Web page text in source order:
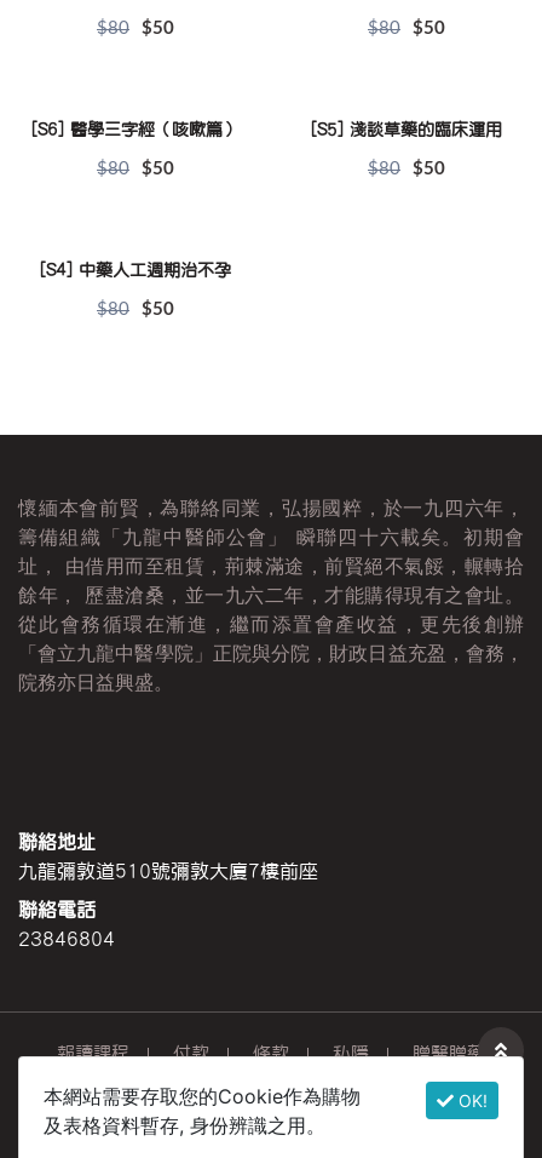
$80 $50 $80 $50
[S6] 醫學三字經（咳嗽篇）
$80 $50
[S5] 淺談草藥的臨床運用
$80 $50
[S4] 中藥人工週期治不孕
$80 $50
懷緬本會前賢，為聯絡同業，弘揚國粹，於一九四六年，
籌備組織「九龍中醫師公會」 瞬聯四十六載矣。初期會
址， 由借用而至租賃，荊棘滿途，前賢絕不氣餒，輾轉拾
餘年， 歷盡滄桑，並一九六二年，才能購得現有之會址。
從此會務循環在漸進，繼而添置會產收益，更先後創辦
「會立九龍中醫學院」正院與分院，財政日益充盈，會務，
院務亦日益興盛。
聯絡地址
九龍彌敦道510號彌敦大廈7樓前座
聯絡電話
23846804
報讀課程 付款 條款 私隱 贈醫贈藥
© 2020 CK Store. All rights
本網站需要存取您的Cookie作為購物
及表格資料暫存, 身份辨識之用。
OK!